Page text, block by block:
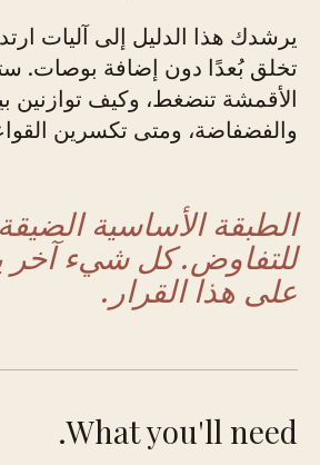
يرشدك هذا الدليل إلى آليات
تخلق بُعدًا دون إضافة بوصات.
الأقمشة تنضغط، وكيف توازنين
والفضفاضة، ومتى تكسرين
الطبقة الأساسية
للتفاوض. كل شيء آخر
على هذا القرار.
What you'll need.